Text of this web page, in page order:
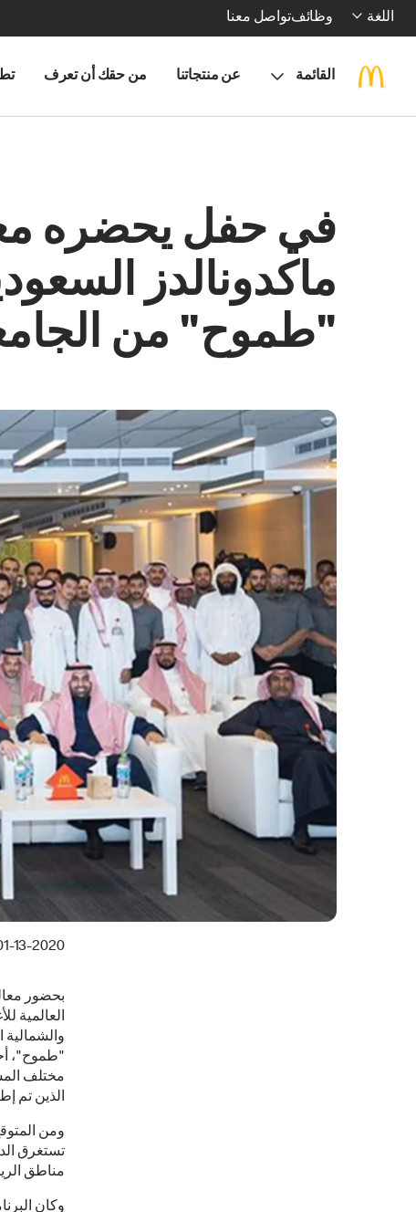
اللغة وظائفتواصل معنا
القائمة عن منتجاتنا من حقك أن تعرف
في حفل يحضره
ماكدونالدز
"طموح" من
13-2020
بحضور
العالمية
والشمالية
"طموح"،
مختلف
الذين تم
ومن
مناطق